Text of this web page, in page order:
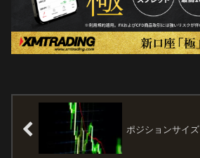
ポジションサイズ